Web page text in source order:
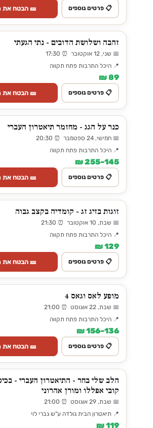
📋 פרטים נוספים 🎫 הבטח את
זהבה ושלושת הדובים - נתי הגעתי
📅 שני, 12 אוקטובר ⏰ 17:30
📍 היכל התרבות פתח תקווה
89 ₪
📋 פרטים נוספים 🎫 הבטח את
כנר על הגג - מחזמר תיאטרון העברי
📅 חמישי, 24 ספטמבר ⏰ 20:30
📍 היכל התרבות פתח תקווה
145–255 ₪
📋 פרטים נוספים 🎫 הבטח את
זוגות בזיג זג - קומדיה בקצב גבוה
📅 שבת, 10 אוקטובר ⏰ 21:30
📍 היכל התרבות פתח תקווה
129 ₪
📋 פרטים נוספים 🎫 הבטח את
מופע לאס וגאס 4
📅 שבת, 22 אוגוסט ⏰ 21:00
📍 היכל התרבות פתח תקווה
136–156 ₪
📋 פרטים נוספים 🎫 הבטח את
הלב שלי בחר - התיאטרון העברי -
קובי אפללו ומורן אהרוני
📅 שבת, 29 אוגוסט ⏰ 21:00
📍 תיאטרון הבית גולדה ע"ש גברי לוי
119 ₪